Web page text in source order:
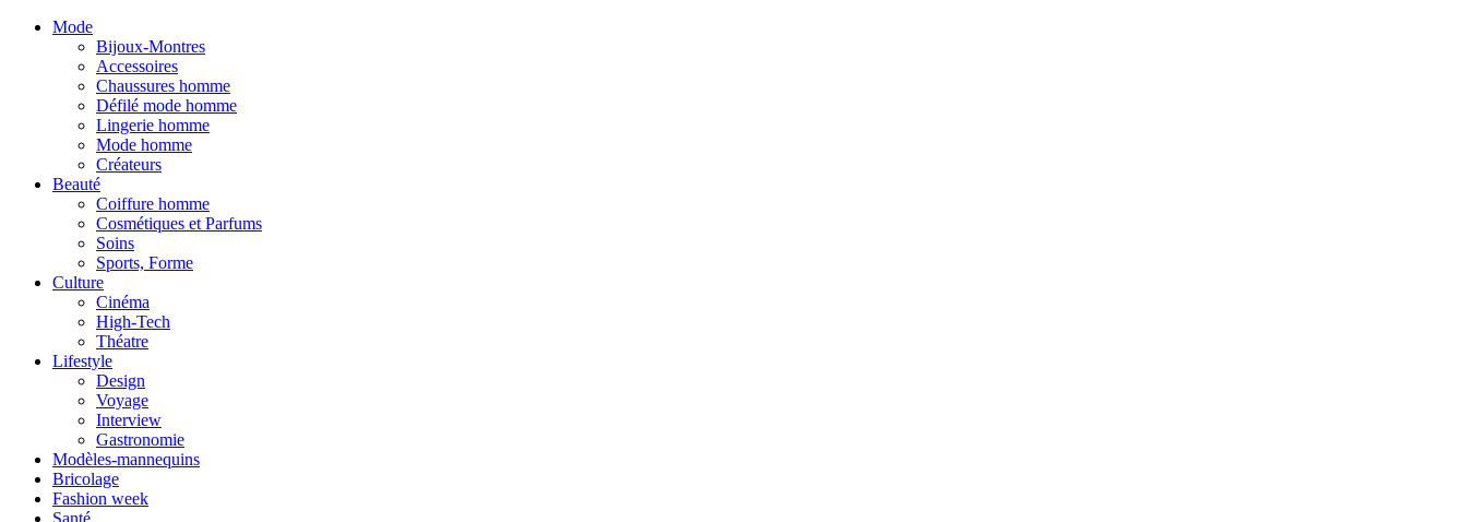
Mode
Bijoux-Montres
Accessoires
Chaussures homme
Défilé mode homme
Lingerie homme
Mode homme
Créateurs
Beauté
Coiffure homme
Cosmétiques et Parfums
Soins
Sports, Forme
Culture
Cinéma
High-Tech
Théatre
Lifestyle
Design
Voyage
Interview
Gastronomie
Modèles-mannequins
Bricolage
Fashion week
Santé